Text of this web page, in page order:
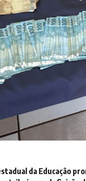
da Educação